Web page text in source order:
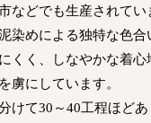
などでも生産されてい
染めによる独特な色合
くく、しなやかな着心
虜にしています。
けて30～40工程ほど